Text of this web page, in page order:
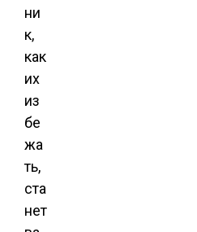
ни
к,
как
их
из
бе
жа
ть,
ста
нет